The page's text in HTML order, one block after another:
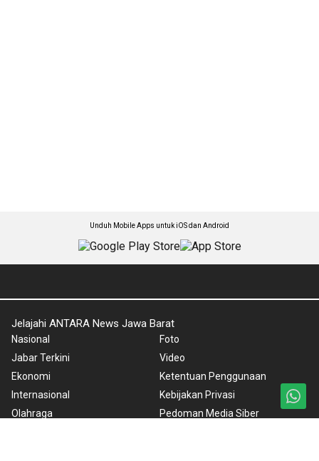
Unduh Mobile Apps untuk iOS dan Android
Jelajahi ANTARA News Jawa Barat
Nasional
Jabar Terkini
Ekonomi
Internasional
Olahraga
Foto
Video
Ketentuan Penggunaan
Kebijakan Privasi
Pedoman Media Siber